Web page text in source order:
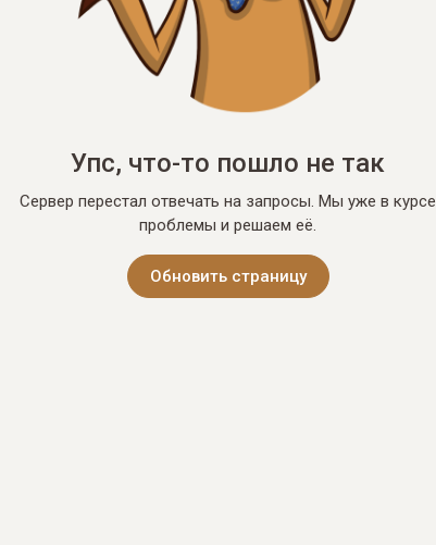
Упс, что-то пошло не так
Сервер перестал отвечать на запросы. Мы уже в курсе
проблемы и решаем её.
Обновить страницу